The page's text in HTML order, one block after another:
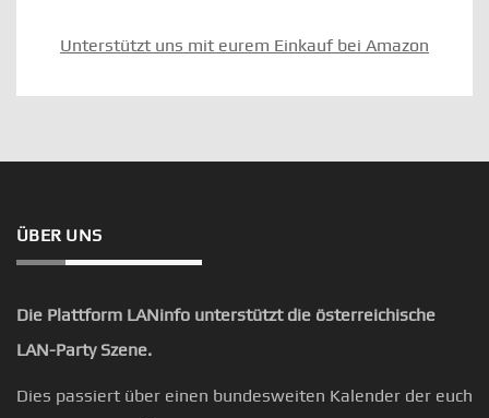
Unterstützt uns mit eurem Einkauf bei Amazon
ÜBER UNS
Die Plattform LANinfo unterstützt die österreichische
LAN-Party Szene.
Dies passiert über einen bundesweiten Kalender der euch